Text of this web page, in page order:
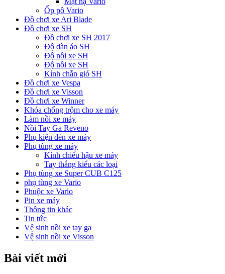
Ốp pô Vario
Đồ chơi xe Ari Blade
Đồ chơi xe SH
Đồ chơi xe SH 2017
Độ dàn áo SH
Độ nồi xe SH
Độ nồi xe SH
Kính chắn gió SH
Đồ chơi xe Vespa
Đồ chơi xe Visson
Đồ chơi xe Winner
Khóa chống trộm cho xe máy
Làm nồi xe máy
Nồi Tay Ga Reveno
Phụ kiện đèn xe máy
Phụ tùng xe máy
Kính chiếu hậu xe máy
Tay thắng kiểu các loại
Phụ tùng xe Super CUB C125
phụ tùng xe Vario
Phuộc xe Vario
Pin xe máy
Thông tin khác
Tin tức
Vệ sinh nồi xe tay ga
Vệ sinh nồi xe Visson
Bài viết mới